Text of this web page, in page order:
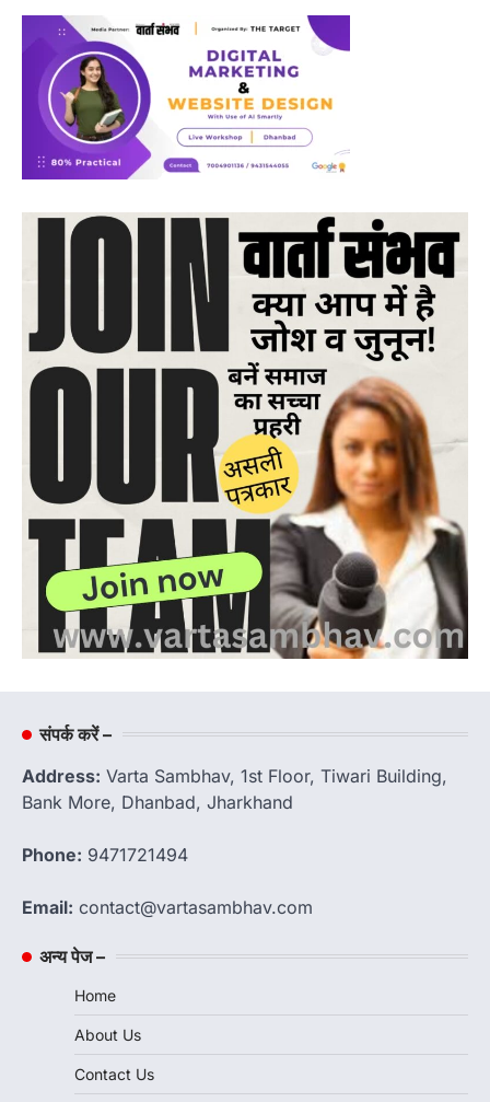
संपर्क करें –
Address: Varta Sambhav, 1st Floor, Tiwari Building,
Bank More, Dhanbad, Jharkhand
Phone: 9471721494
Email: contact@vartasambhav.com
अन्य पेज –
Home
About Us
Contact Us